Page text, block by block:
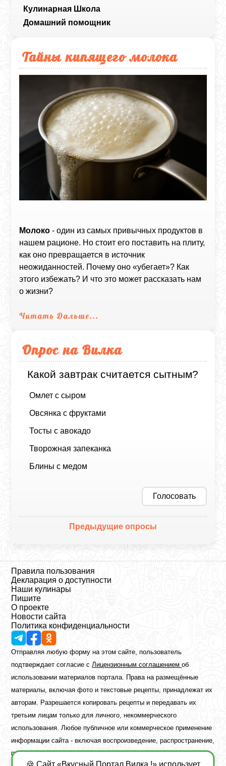
Кулинарная Школа
Домашний помощник
Тайны кипящего молока
Молоко - один из самых привычных продуктов в
нашем рационе. Но стоит его поставить на плиту,
как оно превращается в источник
неожиданностей. Почему оно «убегает»? Как
этого избежать? И что это может рассказать нам
о жизни?
Читать Дальше...
Опрос на Вилка
Какой завтрак считается сытным?
Омлет с сыром
Овсянка с фруктами
Тосты с авокадо
Творожная запеканка
Блины с медом
Голосовать
Предыдущие опросы
Правила пользования
Декларация о доступности
Наши кулинары
Пишите
О проекте
Новости сайта
Политика конфиденциальности
Отправляя любую форму на этом сайте, пользователь
подтверждает согласие сЛицензионным соглашениемоб
использовании материалов портала. Права на размещённые
материалы, включая фото и текстовые рецепты, принадлежат их
авторам. Разрешается копировать рецепты и передавать их
третьим лицам только для личного, некоммерческого
использования. Любое публичное или коммерческое применение
информации сайта - включая воспроизведение, распространение,
публикацию или обработку - возможно лишь при наличии
🍪 Сайт «Вкусный Портал Вилка !» использует